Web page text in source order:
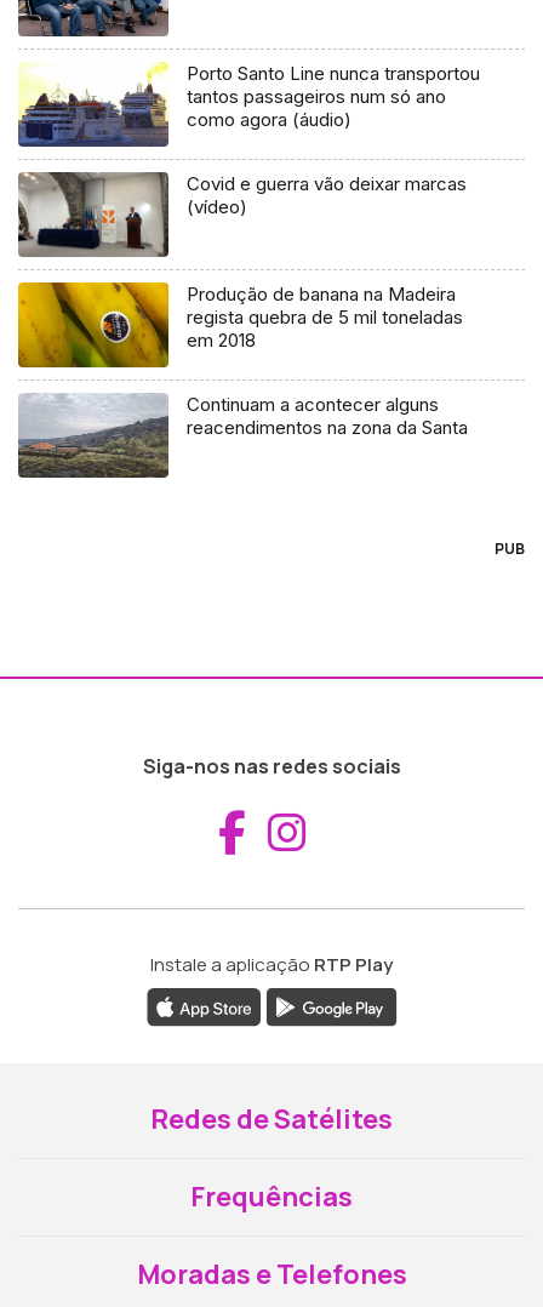
Porto Santo Line nunca transportou
tantos passageiros num só ano
como agora (áudio)
Covid e guerra vão deixar marcas
(vídeo)
Produção de banana na Madeira
regista quebra de 5 mil toneladas
em 2018
Continuam a acontecer alguns
reacendimentos na zona da Santa
PUB
Siga-nos nas redes sociais
Aceder ao
Instale a aplicação RTP Play
Redes de Satélites
Frequências
Moradas e Telefones